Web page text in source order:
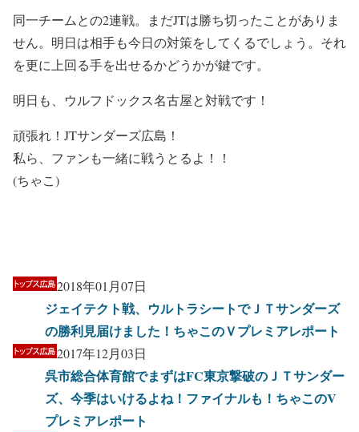
同一チームとの2連戦。まだJTは勝ち切ったことがありま
せん。明日は相手も今日の対策をしてくるでしょう。それ
を更に上回る手を出せるかどうかが鍵です。
明日も、ウルフドックス名古屋と対戦です！
頑張れ！JTサンダーズ広島！
私ら、ファンも一緒に戦うとるよ！！
(ちゃこ)
2018年01月07日
ジェイテクト戦、ウルトラシートでＪＴサンダーズ
の勝利見届けました！ちゃこのＶプレミアレポート
2017年12月03日
呉市総合体育館でまずはFC東京撃破のＪＴサンダー
ズ、今季はいけるよね！ファイナルも！ちゃこのV
プレミアレポート